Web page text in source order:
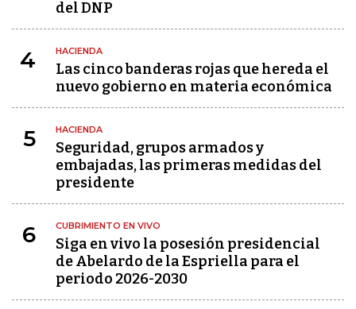
del DNP
4 HACIENDA
Las cinco banderas rojas que hereda el
nuevo gobierno en materia económica
5 HACIENDA
Seguridad, grupos armados y
embajadas, las primeras medidas del
presidente
6 CUBRIMIENTO EN VIVO
Siga en vivo la posesión presidencial
de Abelardo de la Espriella para el
periodo 2026-2030